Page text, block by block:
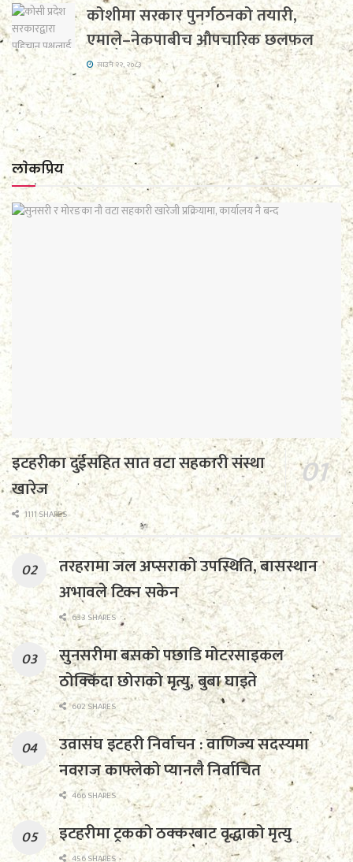
कोशीमा सरकार पुनर्गठनको तयारी,
एमाले–नेकपाबीच औपचारिक छलफल
साउन २२, २०८३
लाेकप्रिय
इटहरीका दुईसहित सात वटा सहकारी संस्था
खारेज
1111 SHARES
तरहरामा जल अप्सराको उपस्थिति, बासस्थान
अभावले टिक्न सकेन
633 SHARES
सुनसरीमा बसको पछाडि मोटरसाइकल
ठोक्किँदा छोराको मृत्यु, बुबा घाइते
602 SHARES
उवासंघ इटहरी निर्वाचन : वाणिज्य सदस्यमा
नवराज काफ्लेको प्यानलै निर्वाचित
466 SHARES
इटहरीमा ट्रकको ठक्करबाट वृद्धाको मृत्यु
456 SHARES